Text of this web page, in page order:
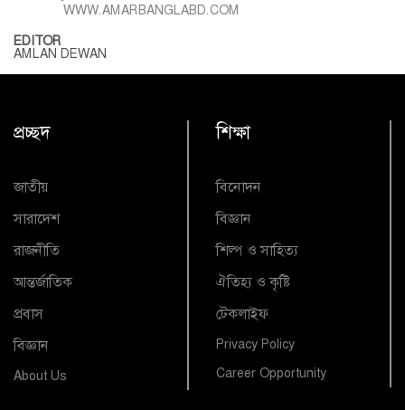
WWW.AMARBANGLABD.COM
EDITOR
AMLAN DEWAN
প্রচ্ছদ
জাতীয়
সারাদেশ
রাজনীতি
আন্তর্জাতিক
প্রবাস
বিজ্ঞান
About Us
শিক্ষা
বিনোদন
বিজ্ঞান
শিল্প ও সাহিত্য
ঐতিহ্য ও কৃষ্টি
টেকলাইফ
Privacy Policy
Career Opportunity